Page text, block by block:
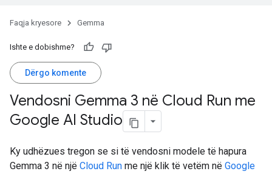
Faqja kryesore Gemma
Ishte e dobishme?
Dërgo komente
Vendosni Gemma 3 në Cloud Run me
Google AI Studio
Ky udhëzues tregon se si të vendosni modele të hapura
Gemma 3 në një Cloud Run me një klik të vetëm në Google